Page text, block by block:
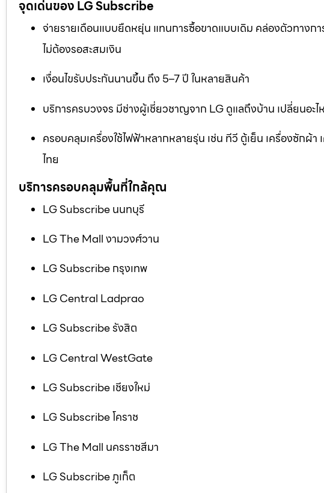
จุดเด่นของ LG Subscribe
จ่ายรายเดือนแบบยืดหยุ่น แทนการซื้อขาดแบบเดิม คล่องตัวทางกา
ไม่ต้องรอสะสมเงิน
เงื่อนไขรับประกันนานขึ้น ถึง 5–7 ปี ในหลายสินค้า
บริการครบวงจร มีช่างผู้เชี่ยวชาญจาก LG ดูแลถึงบ้าน เปลี่ยนอะ
ครอบคลุมเครื่องใช้ไฟฟ้าหลากหลายรุ่น เช่น ทีวี ตู้เย็น เครื่องซัก
ไทย
บริการครอบคลุมพื้นที่ใกล้คุณ
LG Subscribe นนทบุรี
LG The Mall งามวงศ์วาน
LG Subscribe กรุงเทพ
LG Central Ladprao
LG Subscribe รังสิต
LG Central WestGate
LG Subscribe เชียงใหม่
LG Subscribe โคราช
LG The Mall นครราชสีมา
LG Subscribe ภูเก็ต